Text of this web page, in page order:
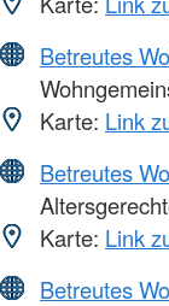
Betreutes
Karte: Link
Betreutes
Karte: Link
Betreutes